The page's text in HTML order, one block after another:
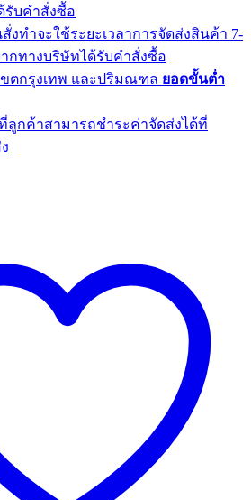
รับคำสั่งซื้อ
งทำจะใช้ระยะเวลาการจัดส่งสินค้า 7-
ากทางบริษัทได้รับคำสั่งซื้อ
ขตกรุงเทพ และปริมณฑล ยอดขั้นต่ำ
ลูกค้าสามารถชำระค่าจัดส่งได้ที่